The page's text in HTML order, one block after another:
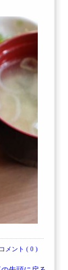
コメント ( 0 )